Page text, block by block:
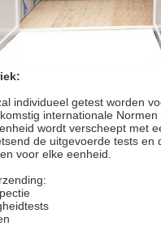
individueel getest worden
internationale Normen
wordt verscheept met
de uitgevoerde tests en
voor elke eenheid.